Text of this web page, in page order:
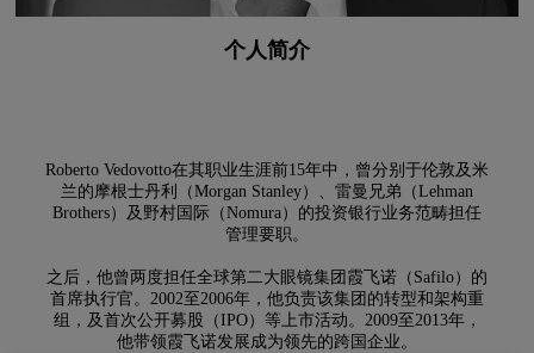
个人简介
Roberto Vedovotto在其职业生涯前15年中，曾分别于伦敦及米
兰的摩根士丹利（Morgan Stanley）、雷曼兄弟（Lehman
Brothers）及野村国际（Nomura）的投资银行业务范畴担任
管理要职。
之后，他曾两度担任全球第二大眼镜集团霞飞诺（Safilo）的
首席执行官。2002至2006年，他负责该集团的转型和架构重
组，及首次公开募股（IPO）等上市活动。2009至2013年，
他带领霞飞诺发展成为领先的跨国企业。